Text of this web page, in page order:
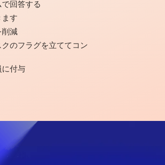
回答する
ます
削減
のフラグを立ててコン
に付与